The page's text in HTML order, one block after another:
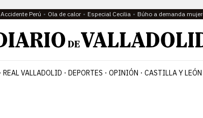
Accidente Perú Ola de calor Especial Cecilia Búho a demanda
REAL VALLADOLID DEPORTES OPINIÓN CASTILLA Y LEÓN